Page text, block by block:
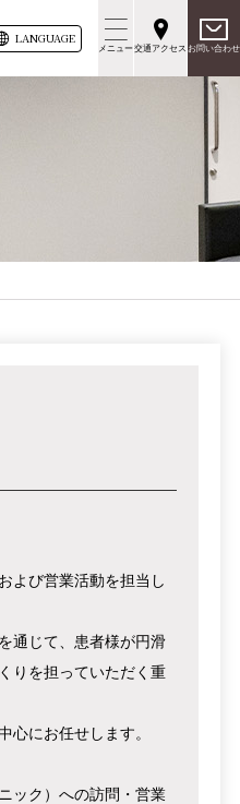
LANGUAGE
メニュー交通アクセス お問い合わせ
よび営業活動を担当し
通じて、患者様が円滑
りを担っていただく重
心にお任せします。
ック）への訪問・営業